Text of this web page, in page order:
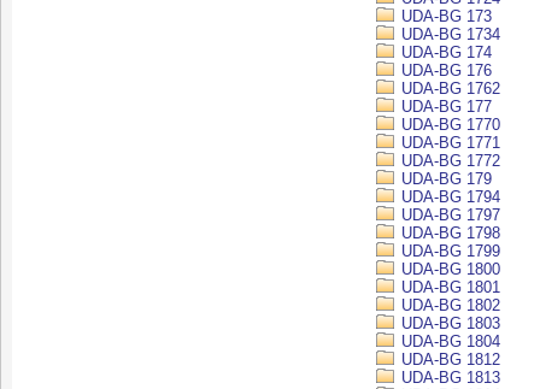
UDA-BG 173
UDA-BG 1734
UDA-BG 174
UDA-BG 176
UDA-BG 1762
UDA-BG 177
UDA-BG 1770
UDA-BG 1771
UDA-BG 1772
UDA-BG 179
UDA-BG 1794
UDA-BG 1797
UDA-BG 1798
UDA-BG 1799
UDA-BG 1800
UDA-BG 1801
UDA-BG 1802
UDA-BG 1803
UDA-BG 1804
UDA-BG 1812
UDA-BG 1813